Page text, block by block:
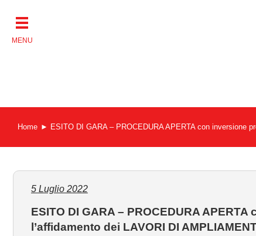
contenuto
Home ESITO DI GARA – PROCEDURA APERTA con inversione
5 Luglio 2022
ESITO DI GARA – PROCEDURA
l’affidamento dei LAVORI DI